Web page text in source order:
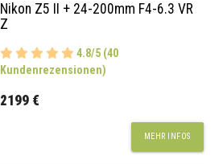
Nikon Z5 II + 24-200mm F4-6.3 VR
Z
4.8/5 (40
Kundenrezensionen)
2199 €
MEHR INFOS